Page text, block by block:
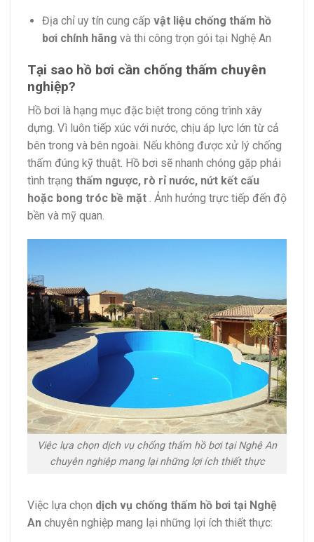
Địa chỉ uy tín cung cấp vật liệu chống thấm hồ
bơi chính hãng và thi công trọn gói tại Nghệ An
Tại sao hồ bơi cần chống thấm chuyên
nghiệp?
Hồ bơi là hạng mục đặc biệt trong công trình xây
dựng. Vì luôn tiếp xúc với nước, chịu áp lực lớn từ cả
bên trong và bên ngoài. Nếu không được xử lý chống
thấm đúng kỹ thuật. Hồ bơi sẽ nhanh chóng gặp phải
tình trạng thấm ngược, rò rỉ nước, nứt kết cấu
hoặc bong tróc bề mặt . Ảnh hưởng trực tiếp đến độ
bền và mỹ quan.
Việc lựa chọn dịch vụ chống thấm hồ bơi tại Nghệ An
chuyên nghiệp mang lại những lợi ích thiết thực
Việc lựa chọn dịch vụ chống thấm hồ bơi tại Nghệ
An chuyên nghiệp mang lại những lợi ích thiết thực: